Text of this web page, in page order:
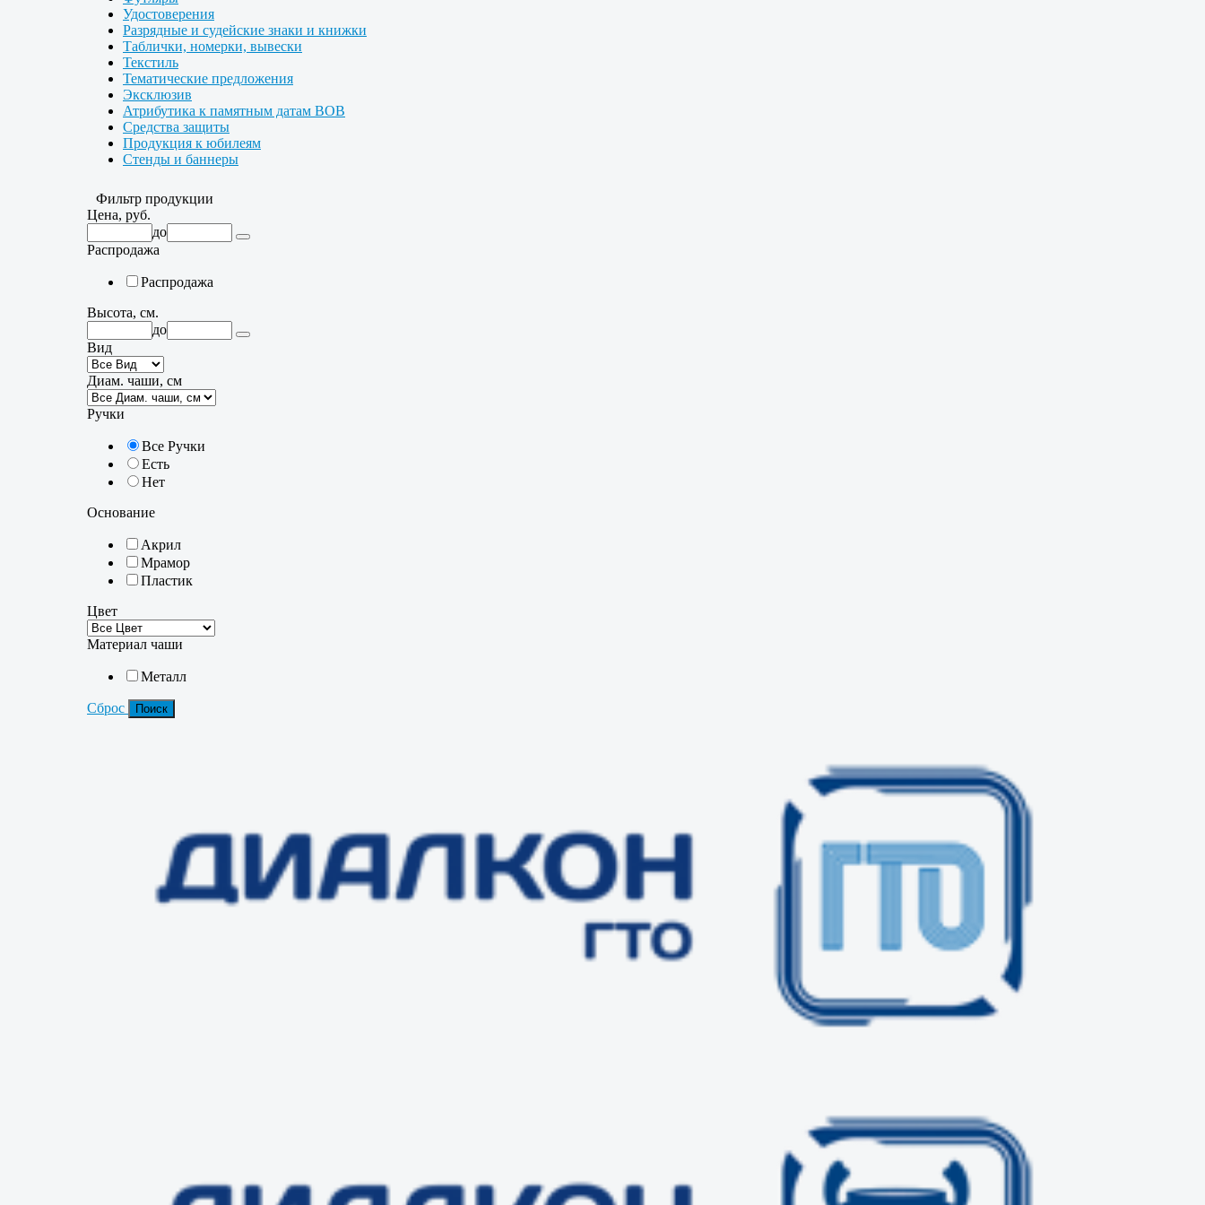
Удостоверения
Разрядные и судейские знаки и книжки
Таблички, номерки, вывески
Текстиль
Тематические предложения
Эксклюзив
Атрибутика к памятным датам ВОВ
Средства защиты
Продукция к юбилеям
Стенды и баннеры
Фильтр продукции
Цена, руб.
до
Распродажа
Распродажа
Высота, см.
до
Вид
Диам. чаши, см
Ручки
Все Ручки
Есть
Нет
Основание
Акрил
Мрамор
Пластик
Цвет
Материал чаши
Металл
Сброс